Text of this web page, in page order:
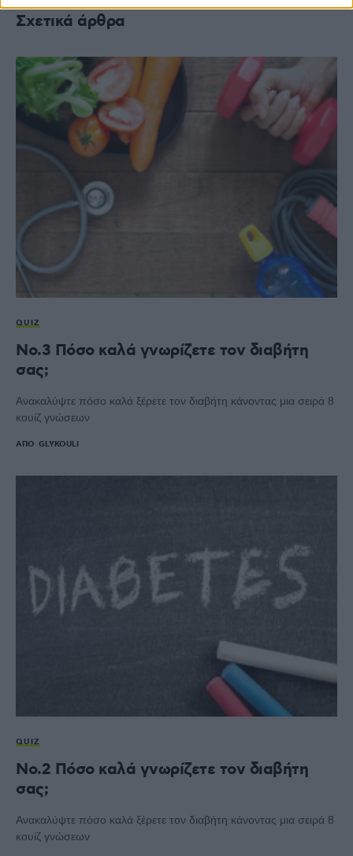
Σχετικά άρθρα
QUIZ
No.3 Πόσο καλά γνωρίζετε τον διαβήτη
σας;
Ανακαλύψτε πόσο καλά ξέρετε τον διαβήτη κάνοντας μια σειρά 8
κουίζ γνώσεων
ΑΠΌ GLYKOULI
QUIZ
No.2 Πόσο καλά γνωρίζετε τον διαβήτη
σας;
Ανακαλύψτε πόσο καλά ξέρετε τον διαβήτη κάνοντας μια σειρά 8
κουίζ γνώσεων